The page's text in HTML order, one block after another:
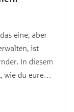
eine, aber
ist
In diesem
wie du eure